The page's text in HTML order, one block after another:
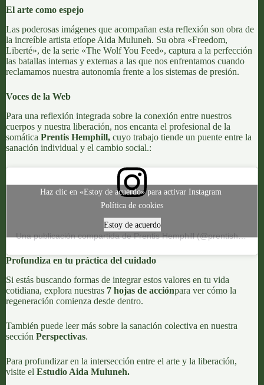
El arte como espejo
Las poderosas imágenes que acompañan esta reflexión son obra de
la increíble artista etíope Aida Muluneh. Su obra «Freedom,
Liberté», de la serie «The Wolf You Feed», captura a la perfección
las batallas internas y externas a las que nos enfrentamos cuando
reclamamos nuestra autonomía frente a los sistemas de presión.
Voces de la Web
Para una reflexión integrada sobre la conexión entre nuestros
cuerpos y nuestra liberación, nos encanta el profesional de la
somática Prentis Hemphill, cuyo trabajo tiende un puente entre la
sanación individual y el cambio social.:
Una publicación compartida de Prentis Hemphill (@prentishemphill)
Haz clic en «Estoy de acuerdo» para activar Instagram
Política de cookies
Estoy de acuerdo
Profundiza en tu práctica del cuidado
Si estás buscando formas de integrar estos valores en tu vida
cotidiana, explora nuestras 7 hojas de acciónpara ver cómo la
regeneración comienza desde dentro.
También puede leer más sobre la sanación colectiva en nuestra
sección Perspectivas.
Para profundizar en la intersección entre el arte y la liberación,
visite el Estudio Aida Muluneh.